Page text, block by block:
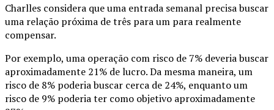
Charlles considera que uma entrada semanal precisa buscar
uma relação próxima de três para um para realmente
compensar.
Por exemplo, uma operação com risco de 7% deveria buscar
aproximadamente 21% de lucro. Da mesma maneira, um
risco de 8% poderia buscar cerca de 24%, enquanto um
risco de 9% poderia ter como objetivo aproximadamente